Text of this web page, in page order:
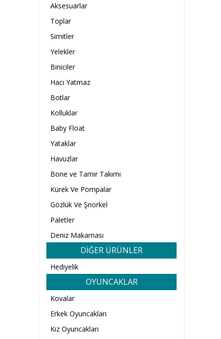
Aksesuarlar
Toplar
Simitler
Yelekler
Biniciler
Hacı Yatmaz
Botlar
Kolluklar
Baby Float
Yataklar
Havuzlar
Bone ve Tamir Takımı
Kürek Ve Pompalar
Gözlük Ve Şnorkel
Paletler
Deniz Makarnası
DİĞER ÜRÜNLER
Hediyelik
OYUNCAKLAR
Kovalar
Erkek Oyuncakları
Kız Oyuncakları